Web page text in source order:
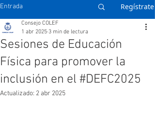
Entrada Regístrate
Sesiones de Educación
Física para promover la
inclusión en el #DEFC2025
Consejo COLEF
1 abr 2025 3 min de lectura
Actualizado: 2 abr 2025